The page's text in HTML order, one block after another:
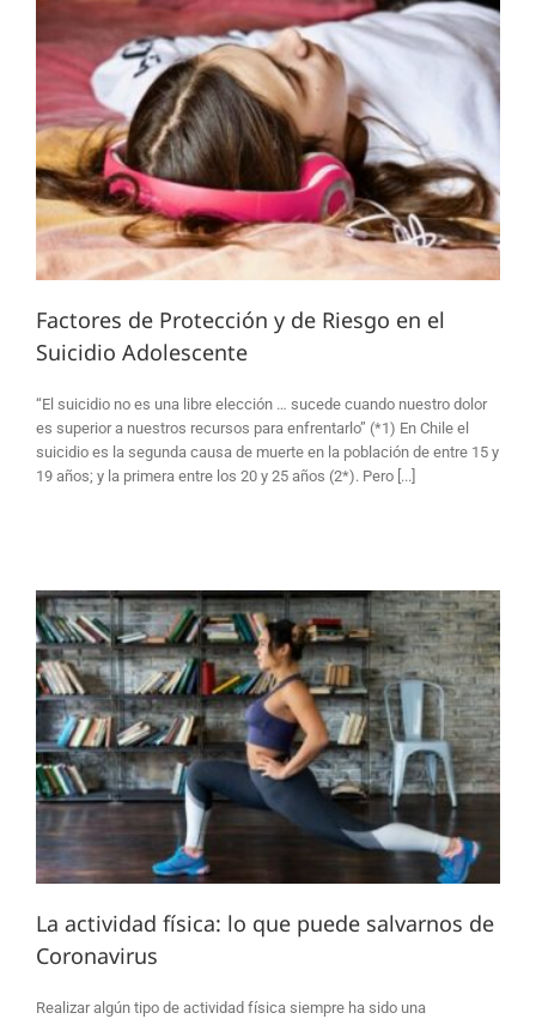
Factores de Protección y de Riesgo en el
Suicidio Adolescente
“El suicidio no es una libre elección … sucede cuando nuestro dolor
es superior a nuestros recursos para enfrentarlo” (*1) En Chile el
suicidio es la segunda causa de muerte en la población de entre 15 y
19 años; y la primera entre los 20 y 25 años (2*). Pero [...]
La actividad física: lo que puede salvarnos de
Coronavirus
Realizar algún tipo de actividad física siempre ha sido una